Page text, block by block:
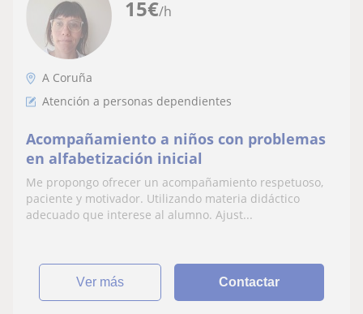
15€/h
A Coruña
Atención a personas dependientes
Acompañamiento a niños con problemas
en alfabetización inicial
Me propongo ofrecer un acompañamiento respetuoso,
paciente y motivador. Utilizando materia didáctico
adecuado que interese al alumno. Ajust...
ver más Contactar